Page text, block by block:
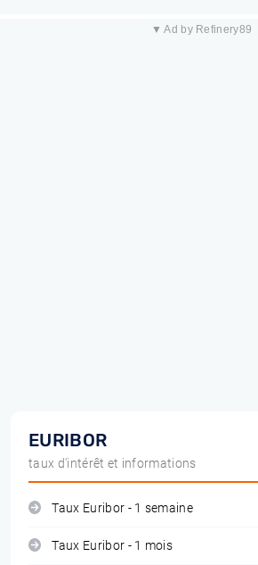
▼ Ad by Refinery89
EURIBOR
taux d'intérêt et informations
Taux Euribor - 1 semaine
Taux Euribor - 1 mois